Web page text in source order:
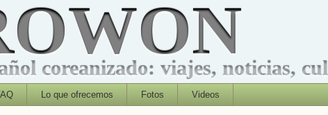
coreanizado: viajes, noticias,
Lo que ofrecemos Fotos Videos